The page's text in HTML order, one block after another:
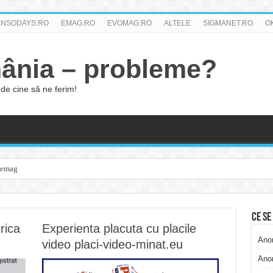
EMAG.RO EVOMAG.RO ALTELE SIGMANET.RO
– probleme?
cine să ne ferim!
Experienta placuta cu placile
video placi-video-minat.eu
Ce